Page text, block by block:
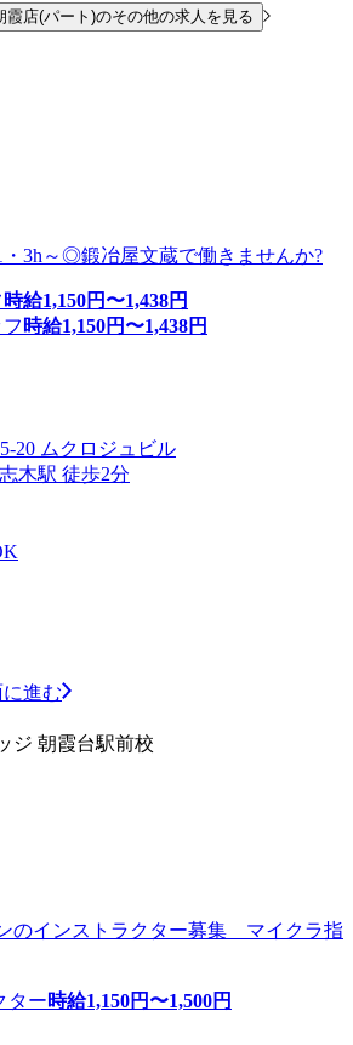
霞店(パート)のその他の求人を見る
・3h～◎鍛冶屋文蔵で働きませんか?
時給1,150円〜1,438円
時給1,150円〜1,438円
20 ムクロジュビル
木駅 徒歩2分
進む
ジ 朝霞台駅前校
インストラクター募集 マイクラ指
ター時給1,150円〜1,500円